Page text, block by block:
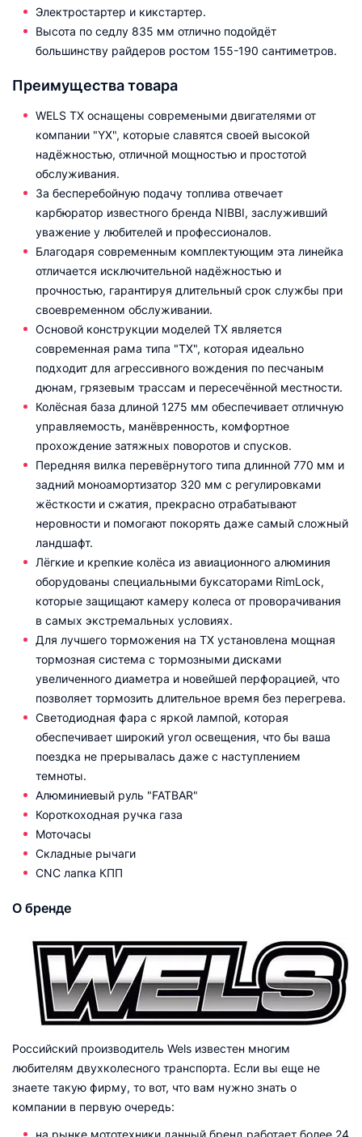
Электростартер и кикстартер.
Высота по седлу 835 мм отлично подойдёт
большинству райдеров ростом 155-190 сантиметров.
Преимущества товара
WELS TX оснащены современыми двигателями от
компании "YX", которые славятся своей высокой
надёжностью, отличной мощностью и простотой
обслуживания.
За бесперебойную подачу топлива отвечает
карбюратор известного бренда NIBBI, заслуживший
уважение у любителей и профессионалов.
Благодаря современным комплектующим эта линейка
отличается исключительной надёжностью и
прочностью, гарантируя длительный срок службы при
своевременном обслуживании.
Основой конструкции моделей TX является
современная рама типа "TX", которая идеально
подходит для агрессивного вождения по песчаным
дюнам, грязевым трассам и пересечённой местности.
Колёсная база длиной 1275 мм обеспечивает отличную
управляемость, манёвренность, комфортное
прохождение затяжных поворотов и спусков.
Передняя вилка перевёрнутого типа длинной 770 мм и
задний моноамортизатор 320 мм с регулировками
жёсткости и сжатия, прекрасно отрабатывают
неровности и помогают покорять даже самый сложный
ландшафт.
Лёгкие и крепкие колёса из авиационного алюминия
оборудованы специальными буксаторами RimLock,
которые защищают камеру колеса от проворачивания
в самых экстремальных условиях.
Для лучшего торможения на TX установлена мощная
тормозная система с тормозными дисками
увеличенного диаметра и новейшей перфорацией, что
позволяет тормозить длительное время без перегрева.
Светодиодная фара с яркой лампой, которая
обеспечивает широкий угол освещения, что бы ваша
поездка не прерывалась даже с наступлением
темноты.
Алюминиевый руль "FATBAR"
Короткоходная ручка газа
Моточасы
Складные рычаги
CNC лапка КПП
О бренде
Российский производитель Wels известен многим
любителям двухколесного транспорта. Если вы еще не
знаете такую фирму, то вот, что вам нужно знать о
компании в первую очередь:
на рынке мототехники данный бренд работает более 24